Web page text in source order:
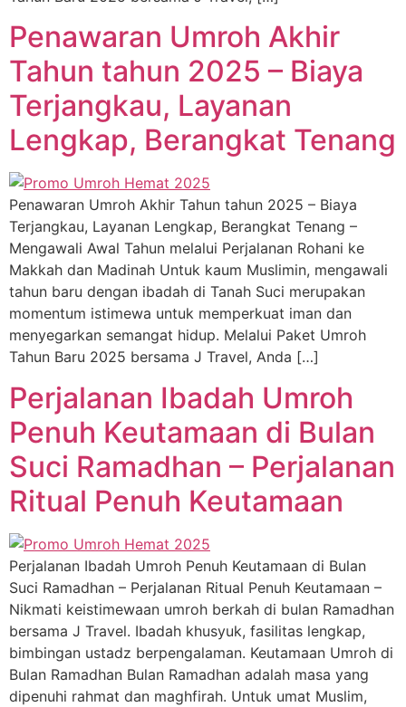
Penawaran Umroh Akhir
Tahun tahun 2025 – Biaya
Terjangkau, Layanan
Lengkap, Berangkat Tenang
Penawaran Umroh Akhir Tahun tahun 2025 – Biaya
Terjangkau, Layanan Lengkap, Berangkat Tenang –
Mengawali Awal Tahun melalui Perjalanan Rohani ke
Makkah dan Madinah Untuk kaum Muslimin, mengawali
tahun baru dengan ibadah di Tanah Suci merupakan
momentum istimewa untuk memperkuat iman dan
menyegarkan semangat hidup. Melalui Paket Umroh
Tahun Baru 2025 bersama J Travel, Anda […]
Perjalanan Ibadah Umroh
Penuh Keutamaan di Bulan
Suci Ramadhan – Perjalanan
Ritual Penuh Keutamaan
Perjalanan Ibadah Umroh Penuh Keutamaan di Bulan
Suci Ramadhan – Perjalanan Ritual Penuh Keutamaan –
Nikmati keistimewaan umroh berkah di bulan Ramadhan
bersama J Travel. Ibadah khusyuk, fasilitas lengkap,
bimbingan ustadz berpengalaman. Keutamaan Umroh di
Bulan Ramadhan Bulan Ramadhan adalah masa yang
dipenuhi rahmat dan maghfirah. Untuk umat Muslim,